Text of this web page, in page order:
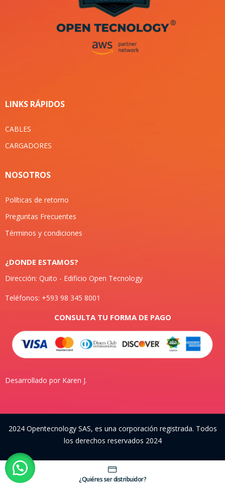
¿Quiéres ser distribuidor?
LINKS RÁPIDOS
CABLES
CARGADORES
NOSOTROS
Políticas de retorno
Preguntas Frecuentes
Términos y condiciones
¿DONDE ESTAMOS?
Dirección: Quito - Edificio Open Tecnology
Teléfonos: +593 98 345 8001
CONSULTA TU FORMA DE PAGO
Desarrollado por Karen J.
2024 Opentecnology SAS, es una corporación registrada. Todos
los derechos reservados 2024